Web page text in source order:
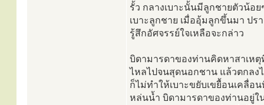
รั้ว กลางเบาะนั้นมีลูกชายตัวน้อ
เบาะลูกชาย เมื่ออุ้มลูกขึ้นมา ปร
รู้สึกอัศจรรย์ใจเหลือจะกล่าว
บิดามารดาของท่านคิดหาสาเหตุ
ไหลไปจนสุดนอกชาน แล้วตกลงไ
ก็ไม่ทำให้เบาะขยับเขยื้อนเคลื่อ
หล่นน้ำ บิดามารดาของท่านอยู่ใ